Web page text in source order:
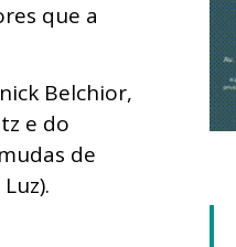
que a
Belchior,
e do
de